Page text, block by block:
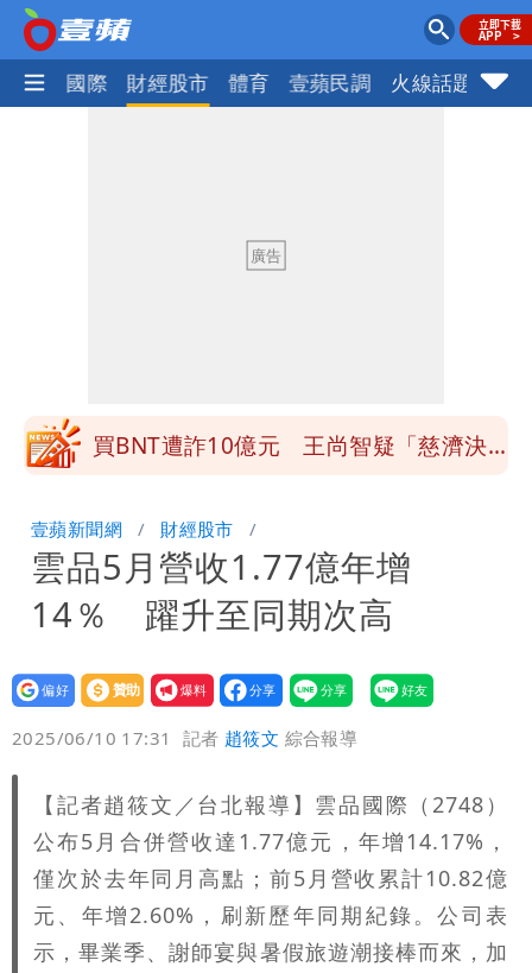
社會 國際 財經股市 體育 壹蘋民調 火線話題
署：本島陸警機率低
白海豚逼近！淡江大橋21時封閉機車道
家-1」 9歲兒捲入海裡消失了
買BNT遭詐10億元 王尚智疑「慈濟決
我最重要的一課」
慈濟內部信流出！公開遭騙10億採購過
程
白海豚颱風來了！8地大雨特報 24小時
恐下500毫米
白海豚接近「北台灣大雨特報」 氣象
署：本島陸警機率低
白海豚逼近！淡江大橋21時封閉機車道
壹蘋新聞網 財經股市
雲品5月營收1.77億年增
14％ 躍升至同期次高
設為
贊助
我要
爆料
2025/06/10 17:31 記者 趙筱文 綜合報導
【記者趙筱文／台北報導】雲品國際（2748）
公布5月合併營收達1.77億元，年增14.17%，
僅次於去年同月高點；前5月營收累計10.82億
元、年增2.60%，刷新歷年同期紀錄。公司表
示，畢業季、謝師宴與暑假旅遊潮接棒而來，加